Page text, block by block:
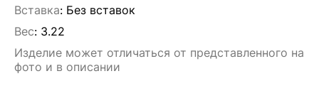
Вставка: Без вставок
Вес: 3.22
Изделие может отличаться от представленного на
фото и в описании